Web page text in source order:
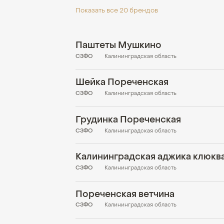
Показать все 20 брендов
Калининградская область
Паштеты Мушкино
СЗФО
Калининградская область
Шейка Пореченская
СЗФО
Калининградская область
Грудинка Пореченская
СЗФО
Калининградская область
СЗФО
Калининградская область
Пореченская ветчина
СЗФО